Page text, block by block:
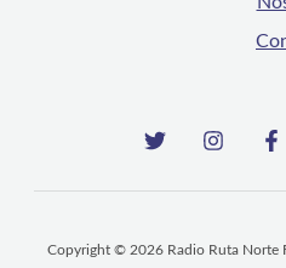
Copyright © 2026 Radio Ruta Norte